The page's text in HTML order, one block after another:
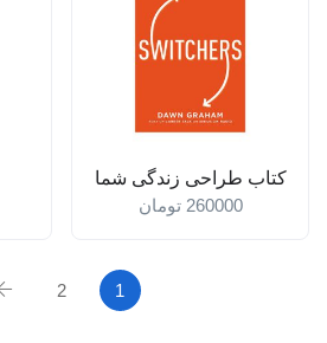
کتاب طراحی زندگی شما
260000 تومان
1
2